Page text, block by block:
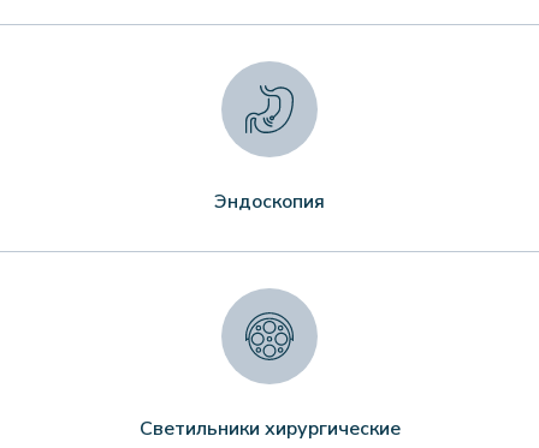
Эндоскопия
Светильники хирургические